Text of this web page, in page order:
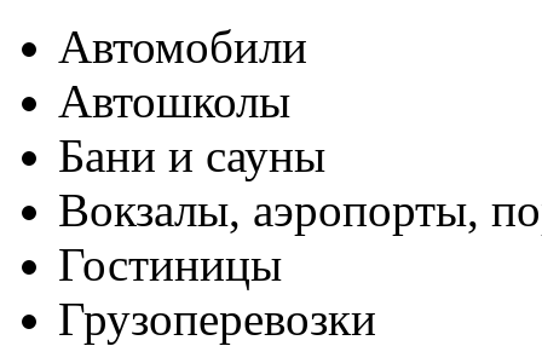
Автомобили
Автошколы
Бани и сауны
Вокзалы, аэропорты,
Гостиницы
Грузоперевозки